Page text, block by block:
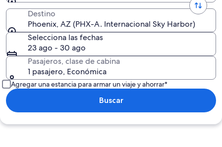
Destino
Phoenix, AZ (PHX-A. Internacional Sky Harbor)
Selecciona las fechas
23 ago - 30 ago
Pasajeros, clase de cabina
1 pasajero, Económica
Agregar una estancia para armar un viaje y ahorrar*
Buscar